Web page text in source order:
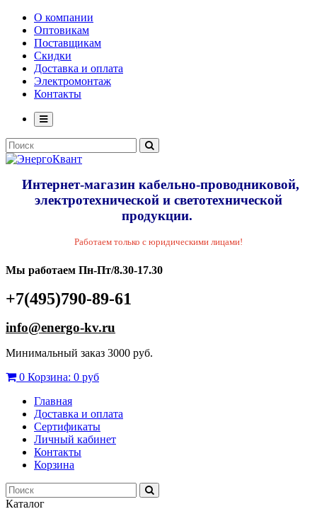
О компании
Оптовикам
Поставщикам
Скидки
Доставка и оплата
Электромонтаж
Контакты
Интернет-магазин кабельно-проводниковой,
электротехнической и светотехнической
продукции.
Работаем только с юридическими лицами!
Мы работаем Пн-Пт/8.30-17.30
+7(495)790-89-61
info@energo-kv.ru
Минимальный заказ 3000 руб.
0 Корзина: 0 руб
Главная
Доставка и оплата
Сертификаты
Личный кабинет
Контакты
Корзина
Каталог